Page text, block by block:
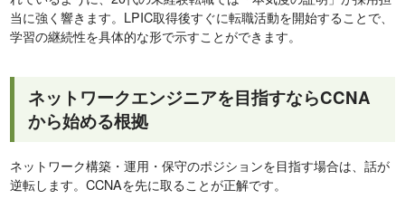
当に強く響きます。LPIC取得後すぐに転職活動を開始することで、
学習の継続性を具体的な形で示すことができます。
ネットワークエンジニアを目指すならCCNA
から始める根拠
ネットワーク構築・運用・保守のポジションを目指す場合は、話が
逆転します。CCNAを先に取ることが正解です。